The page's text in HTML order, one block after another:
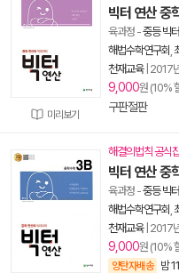
미리보기
빅터 연산
육과정 -중등 빅
해법수학연구회
천재교육| 2017
9,000원 (10%
구판절판
해결의법칙 공식집
빅터 연산
육과정 -중등 빅
해법수학연구회
천재교육| 2017
9,000원 (10%
양탄자배송 밤